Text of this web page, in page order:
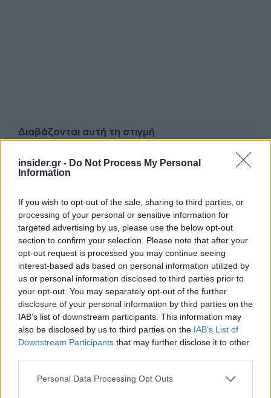
insider.gr - Do Not Process My Personal
Information
If you wish to opt-out of the sale, sharing to third parties, or
processing of your personal or sensitive information for
targeted advertising by us, please use the below opt-out
section to confirm your selection. Please note that after your
opt-out request is processed you may continue seeing
interest-based ads based on personal information utilized by
us or personal information disclosed to third parties prior to
your opt-out. You may separately opt-out of the further
disclosure of your personal information by third parties on the
IAB’s list of downstream participants. This information may
also be disclosed by us to third parties on the IAB’s List of
Downstream Participants that may further disclose it to other
Please note that this website/app uses one or more Google
Personal Data Processing Opt Outs
Διαβάζονται αυτή τη στιγμή
Πυρόπληκτοι: Ποιοι δικαιούνται έως 6.000 ευρώ,
επιδότηση ενοικίου και στεγαστική συνδρομή
Πώς μπορείτε να βγείτε νωρίτερα στη σύνταξη
- Οι 3 κινήσεις που πρέπει να γίνουν εγκαίρως
TAGS: Κυριάκος Μητσοτάκης